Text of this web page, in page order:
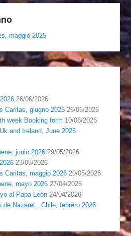
maggio 2025
26/06/2026
Caritas, giugno 2026 26/06/2026
week Booking form 10/06/2026
and Ireland, June 2026
junio 2026 29/05/2026
23/05/2026
Caritas, maggio 2026 20/05/2026
mayo 2026 27/04/2026
al Papa León 24/04/2026
de Nazaret , Chile, febrero 2026